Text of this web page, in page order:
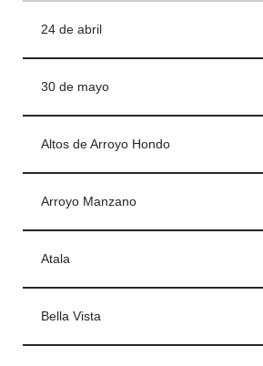
24 de abril
30 de mayo
Altos de Arroyo Hondo
Arroyo Manzano
Atala
Bella Vista